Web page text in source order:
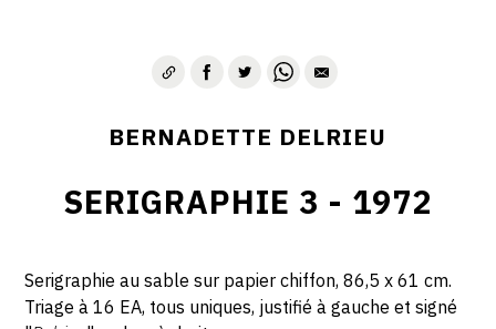
BERNADETTE DELRIEU
SERIGRAPHIE 3 - 1972
Serigraphie au sable sur papier chiffon, 86,5 x 61 cm.
Triage à 16 EA, tous uniques, justifié à gauche et signé